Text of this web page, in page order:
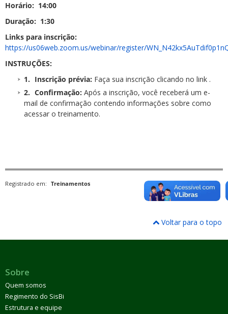
Horário: 14:00
Duração: 1:30
Links para inscrição:
https://us06web.zoom.us/webinar/register/
INSTRUÇÕES:
Inscrição prévia: Faça sua inscrição clicando no link .
Confirmação: Após a inscrição, você receberá um e-
mail de confirmação contendo informações sobre como
acessar o treinamento.
Registrado em: Treinamentos
Voltar para o topo
Sobre
Quem somos
Regimento do SisBi
Estrutura e equipe